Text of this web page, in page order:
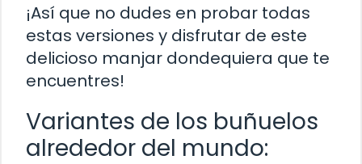
¡Así que no dudes en probar todas
estas versiones y disfrutar de este
delicioso manjar dondequiera que te
encuentres!
Variantes de los buñuelos
alrededor del mundo: